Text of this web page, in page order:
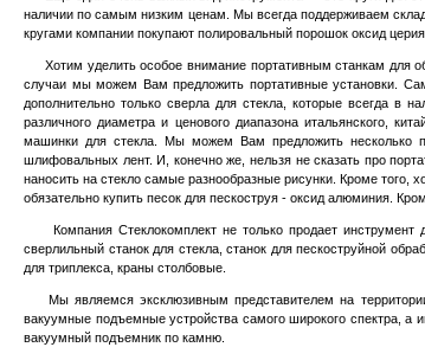
наличии по самым низким ценам. Мы всегда поддерживаем
кругами компании покупают полировальный порошок оксид
Хотим уделить особое внимание портативным станкам для
случаи мы можем Вам предложить портативные установки.
дополнительно только сверла для стекла, которые всегда
различного диаметра и ценового диапазона итальянского,
машинки для стекла. Мы можем Вам предложить несколько
шлифовальных лент. И, конечно же, нельзя не сказать про
наносить на стекло самые разнообразные рисунки. Кроме того,
обязательно купить песок для пескоструя - оксид алюминия.
Компания Стеклокомплект не только продает инструмент
сверлильный станок для стекла, станок для пескоструйной
для триплекса, краны столбовые.
Мы являемся эксклюзивным представителем на территории
вакуумные подъемные устройства самого широкого спектра, а
вакуумный подъемник по камню.